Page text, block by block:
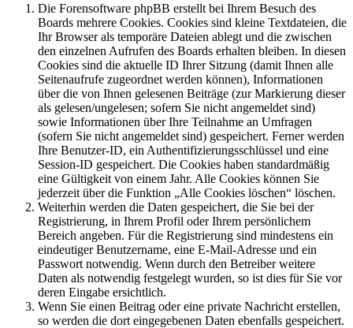
Die Forensoftware phpBB erstellt bei Ihrem Besuch des
Boards mehrere Cookies. Cookies sind kleine Textdateien, die
Ihr Browser als temporäre Dateien ablegt und die zwischen
den einzelnen Aufrufen des Boards erhalten bleiben. In diesen
Cookies sind die aktuelle ID Ihrer Sitzung (damit Ihnen alle
Seitenaufrufe zugeordnet werden können), Informationen
über die von Ihnen gelesenen Beiträge (zur Markierung dieser
als gelesen/ungelesen; sofern Sie nicht angemeldet sind)
sowie Informationen über Ihre Teilnahme an Umfragen
(sofern Sie nicht angemeldet sind) gespeichert. Ferner werden
Ihre Benutzer-ID, ein Authentifizierungsschlüssel und eine
Session-ID gespeichert. Die Cookies haben standardmäßig
eine Gültigkeit von einem Jahr. Alle Cookies können Sie
jederzeit über die Funktion „Alle Cookies löschen“ löschen.
Weiterhin werden die Daten gespeichert, die Sie bei der
Registrierung, in Ihrem Profil oder Ihrem persönlichem
Bereich angeben. Für die Registrierung sind mindestens ein
eindeutiger Benutzername, eine E-Mail-Adresse und ein
Passwort notwendig. Wenn durch den Betreiber weitere
Daten als notwendig festgelegt wurden, so ist dies für Sie vor
deren Eingabe ersichtlich.
Wenn Sie einen Beitrag oder eine private Nachricht erstellen,
so werden die dort eingegebenen Daten ebenfalls gespeichert.